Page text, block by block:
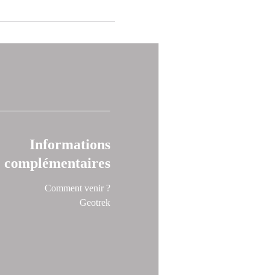
Informations
complémentaires
Comment venir ?
Geotrek